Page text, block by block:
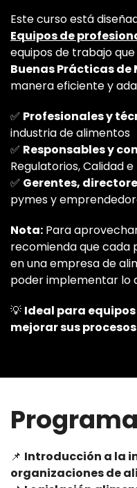
Este curso está
Equipos de
equipos de trabajo
Buenas Prácticas
manera eficiente y
✅ Profesionales y
industria de alimentos
✅ Responsables y
Regulatorios, Calidad
✅ Gerentes,
pymes y
Nota: Para
recomienda que
en una empresa de
poder implementar lo
💡 Ideal para
mejorar sus
Programa
📌 Introducción a la
organizaciones de